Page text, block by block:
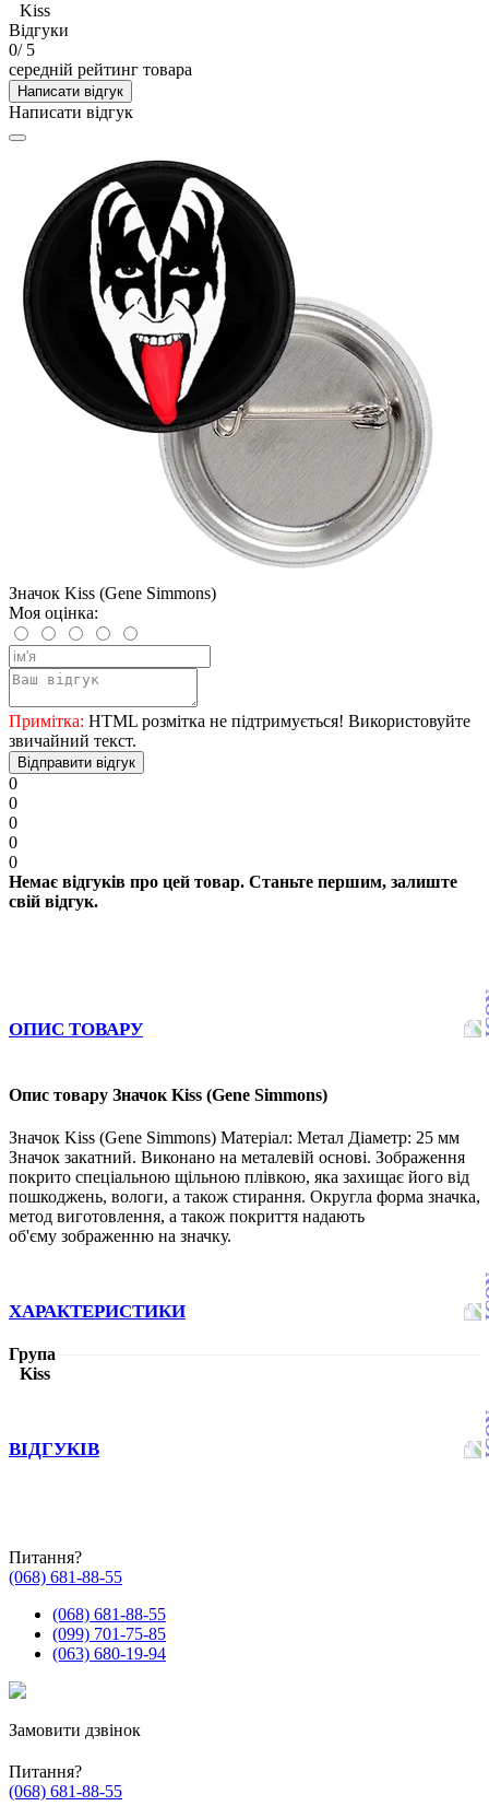
Kiss
Відгуки
0/ 5
середній рейтинг товара
Написати відгук
Написати відгук
Значок Kiss (Gene Simmons)
Моя оцінка:
Примітка: HTML розмітка не підтримується! Використовуйте
звичайний текст.
Відправити відгук
0
0
0
0
0
Немає відгуків про цей товар. Станьте першим, залиште
свій відгук.
ОПИС ТОВАРУ
Опис товару Значок Kiss (Gene Simmons)
Значок Kiss (Gene Simmons) Матеріал: Метал Діаметр: 25 мм
Значок закатний. Виконано на металевій основі. Зображення
покрито спеціальною щільною плівкою, яка захищає його від
пошкоджень, вологи, а також стирання. Округла форма значка,
метод виготовлення, а також покриття надають
об'єму зображенню на значку.
ХАРАКТЕРИСТИКИ
Група
Kiss
ВІДГУКІВ
Питання?
(068) 681-88-55
(068) 681-88-55
(099) 701-75-85
(063) 680-19-94
Замовити дзвінок
Питання?
(068) 681-88-55